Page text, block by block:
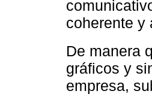
coherente y
De manera
gráficos y
empresa,